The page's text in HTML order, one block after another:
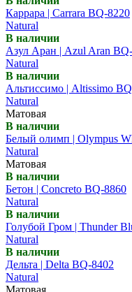
Каррара | Carrara BQ-8220
Natural
В наличии
Азул Аран | Azul Aran
Natural
В наличии
Альтиссимо | Altissimo
Natural
Матовая
В наличии
Белый олимп | Olympus
Natural
Матовая
В наличии
Бетон | Concreto BQ-8860
Natural
В наличии
Голубой Гром | Thunder
Natural
В наличии
Дельта | Delta BQ-8402
Natural
Матовая